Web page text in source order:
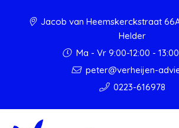
Jacob van Heemskerckstraat
Helder
Ma - Vr 9:00-12:00 -
peter@verheijen-
0223-616978